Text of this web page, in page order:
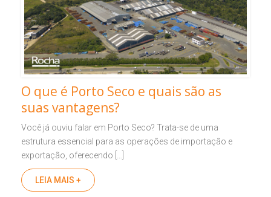
O que é Porto Seco e quais são as
suas vantagens?
Você já ouviu falar em Porto Seco? Trata-se de uma
estrutura essencial para as operações de importação e
exportação, oferecendo […]
LEIA MAIS +